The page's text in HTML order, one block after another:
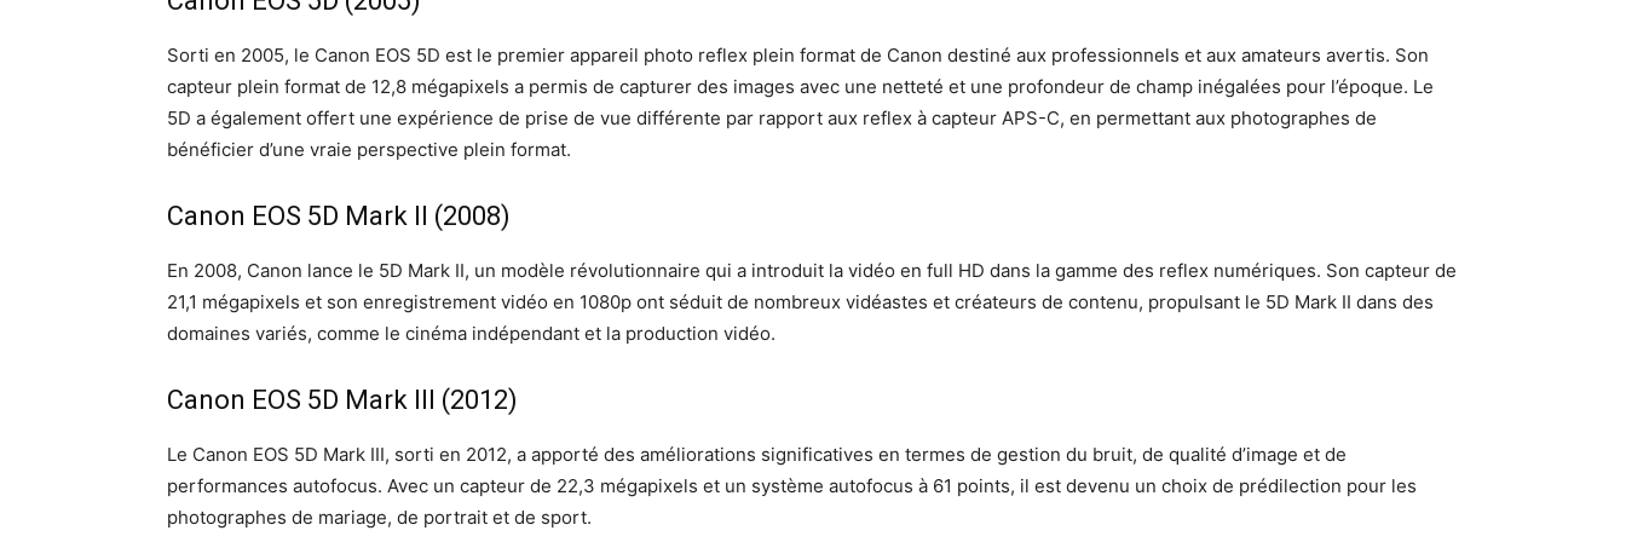
Sorti en 2005, le Canon EOS 5D est le premier appareil photo reflex plein format de Canon destiné aux professionnels et aux amateurs avertis. Son
capteur plein format de 12,8 mégapixels a permis de capturer des images avec une netteté et une profondeur de champ inégalées pour l’époque. Le
5D a également offert une expérience de prise de vue différente par rapport aux reflex à capteur APS-C, en permettant aux photographes de
bénéficier d’une vraie perspective plein format.
Canon EOS 5D Mark II (2008)
En 2008, Canon lance le 5D Mark II, un modèle révolutionnaire qui a introduit la vidéo en full HD dans la gamme des reflex numériques. Son capteur de
21,1 mégapixels et son enregistrement vidéo en 1080p ont séduit de nombreux vidéastes et créateurs de contenu, propulsant le 5D Mark II dans des
domaines variés, comme le cinéma indépendant et la production vidéo.
Canon EOS 5D Mark III (2012)
Le Canon EOS 5D Mark III, sorti en 2012, a apporté des améliorations significatives en termes de gestion du bruit, de qualité d’image et de
performances autofocus. Avec un capteur de 22,3 mégapixels et un système autofocus à 61 points, il est devenu un choix de prédilection pour les
photographes de mariage, de portrait et de sport.